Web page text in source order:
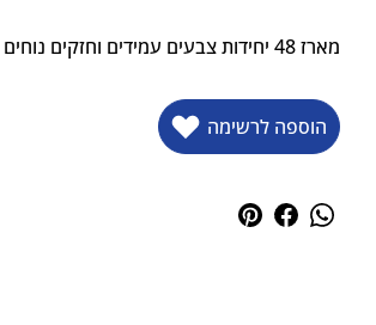
מארז 48 יחידות צבעים עמידים וחזקים נוחים לאחיזה
הוספה לרשימה